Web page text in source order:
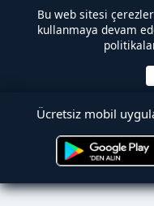
Bu web sitesi
kullanmaya devam
Ücretsiz mobil